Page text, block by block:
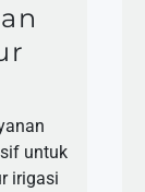
untuk
irigasi